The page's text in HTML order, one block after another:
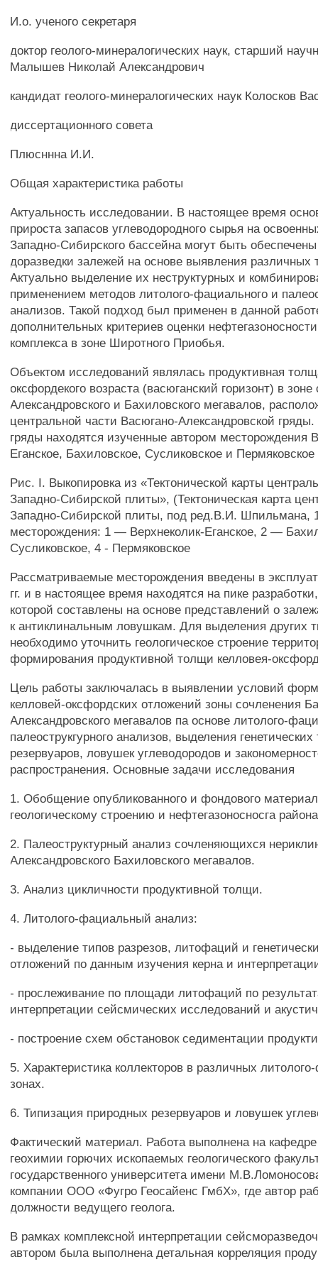
И.о. ученого секретаря
доктор геолого-минералогических наук, старший
Малышев Николай Александрович
кандидат геолого-минералогических наук Колосков
диссертационного совета
Плюсннна И.И.
Общая характеристика работы
Актуальность исследовании. В настоящее время
прироста запасов углеводородного сырья на
Западно-Сибирского бассейна могут быть
доразведки залежей на основе выявления различных
Актуально выделение их неструктурных и
применением методов литолого-фациального и
анализов. Такой подход был применен в данной
дополнительных критериев оценки
комплекса в зоне Широтного Приобья.
Объектом исследований являлась продуктивная
оксфордекого возраста (васюганский горизонт) в
Александровского и Бахиловского мегавалов,
центральной части Васюгано-Александровской
гряды находятся изученные автором месторождения
Еганское, Бахиловское, Сусликовское и
Рис. I. Выкопировка из «Тектонической карты
Западно-Сибирской плиты», (Тектоническая карта
Западно-Сибирской плиты, под ред.В.И. Шпильмана,
месторождения: 1 — Верхнеколик-Еганское, 2 —
Сусликовское, 4 - Пермяковское
Рассматриваемые месторождения введены в
гг. и в настоящее время находятся на пике
которой составлены на основе представлений о
к антиклинальным ловушкам. Для выделения других
необходимо уточнить геологическое строение
формирования продуктивной толщи келловея-
Цель работы заключалась в выявлении условий
келловей-оксфордских отложений зоны сочленения
Александровского мегавалов па основе литолого-
палеострукгурного анализов, выделения
резервуаров, ловушек углеводородов и
распространения. Основные задачи исследования
1. Обобщение опубликованного и фондового
геологическому строению и нефтегазоносносга
2. Палеоструктурный анализ сочленяющихся
Александровского Бахиловского мегавалов.
3. Анализ цикличности продуктивной толщи.
4. Литолого-фациальный анализ:
- выделение типов разрезов, литофаций и
отложений по данным изучения керна и
- прослеживание по площади литофаций по
интерпретации сейсмических исследований и
- построение схем обстановок седиментации
5. Характеристика коллекторов в различных
зонах.
6. Типизация природных резервуаров и ловушек
Фактический материал. Работа выполнена на кафедре
геохимии горючих ископаемых геологического
государственного университета имени
компании ООО «Фугро Геосайенс ГмбХ», где автор
должности ведущего геолога.
В рамках комплексной интерпретации
автором была выполнена детальная корреляция